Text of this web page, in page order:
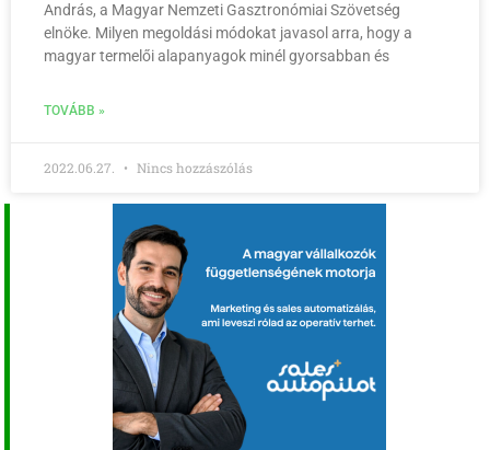
András, a Magyar Nemzeti Gasztronómiai Szövetség
elnöke. Milyen megoldási módokat javasol arra, hogy a
magyar termelői alapanyagok minél gyorsabban és
TOVÁBB »
2022.06.27. Nincs hozzászólás